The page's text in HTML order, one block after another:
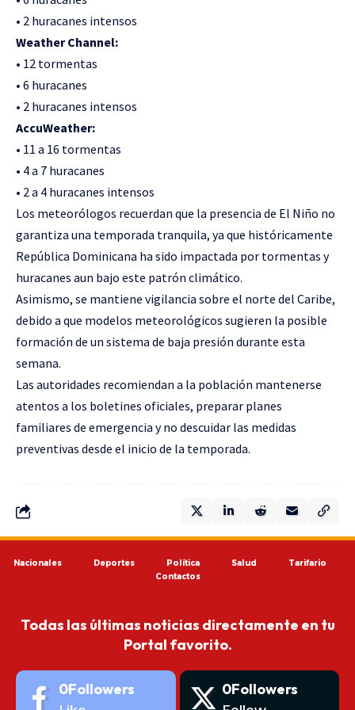
• 2 huracanes intensos
Weather Channel:
• 12 tormentas
• 6 huracanes
• 2 huracanes intensos
AccuWeather:
• 11 a 16 tormentas
• 4 a 7 huracanes
• 2 a 4 huracanes intensos
Los meteorólogos recuerdan que la presencia de El Niño no
garantiza una temporada tranquila, ya que históricamente
República Dominicana ha sido impactada por tormentas y
huracanes aun bajo este patrón climático.
Asimismo, se mantiene vigilancia sobre el norte del Caribe,
debido a que modelos meteorológicos sugieren la posible
formación de un sistema de baja presión durante esta
semana.
Las autoridades recomiendan a la población mantenerse
atentos a los boletines oficiales, preparar planes
familiares de emergencia y no descuidar las medidas
preventivas desde el inicio de la temporada.
Nacionales Deportes Política Salud
Tarifario
Contactos
Todas las últimas noticias directamente en tu
Portal favorito.
0Followers 0Followers